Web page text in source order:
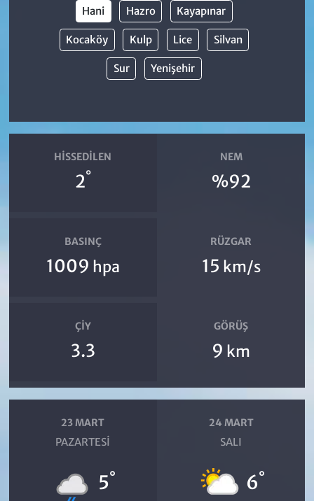
Hani Hazro Kayapınar
Kocaköy Kulp Lice Silvan
Sur Yenişehir
HISSEDILEN
2°
NEM
%92
BASINÇ
1009 hpa
RÜZGAR
15 km/s
ÇIY
3.3
GÖRÜŞ
9 km
23 MART
PAZARTESI
5°
24 MART
SALI
6°